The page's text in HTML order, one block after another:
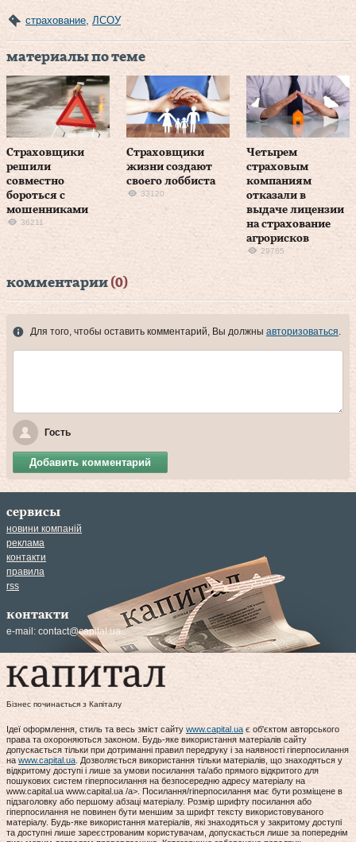
страхование, ЛСОУ
материалы по теме
Страховщики
решили
совместно
бороться с
мошенниками
36211
Страховщики
жизни создают
своего лоббиста
33120
Четырем
страховым
компаниям
отказали в
выдаче лицензии
на страхование
агрорисков
29765
комментарии (0)
Для того, чтобы оставить комментарий, Вы должны авторизоваться
Гость
Добавить комментарий
сервисы
новини компаній
реклама
контакти
правила
rss
контакти
e-mail: contact@capital.ua
Бізнес починається з Капіталу
Ідеї оформлення, стиль та весь зміст сайту www.capital.ua є об'єктом авторського
права та охороняються законом. Будь-яке використання матеріалів сайту
допускається тільки при дотриманні правил передруку і за наявності гіперпосилання
на www.capital.ua . Дозволяється використання тільки матеріалів, що знаходяться у
відкритому доступі і лише за умови посилання та/або прямого відкритого для
пошукових систем гіперпосилання на безпосередню адресу матеріалу на
www.capital.ua www.capital.ua /a>. Посилання/гіперпосилання має бути розміщене в
підзаголовку або першому абзаці матеріалу. Розмір шрифту посилання або
гіперпосилання не повинен бути меншим за шрифт тексту використовуваного
матеріалу. Будь-яке використання матеріалів, які знаходяться у закритому доступі
та доступні лише зареєстрованим користувачам, допускається лише за попереднім